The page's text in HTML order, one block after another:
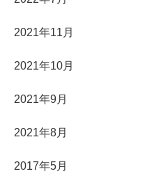
2021年11月
2021年10月
2021年9月
2021年8月
2017年5月